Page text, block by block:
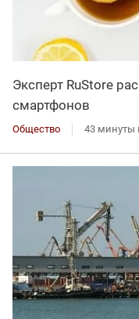
Эксперт RuStore
смартфонов
Общество 43 минуты